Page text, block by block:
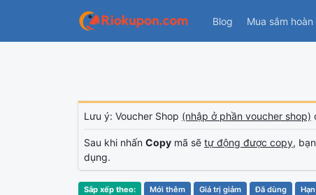
Blog Mua sắm hoàn
Lưu ý: Voucher Shop (nhập ở phần voucher shop)
Sau khi nhấn Copy mã sẽ tự động được copy,
dụng.
Sắp xếp theo: Mới thêm Giá trị giảm Đã dùng